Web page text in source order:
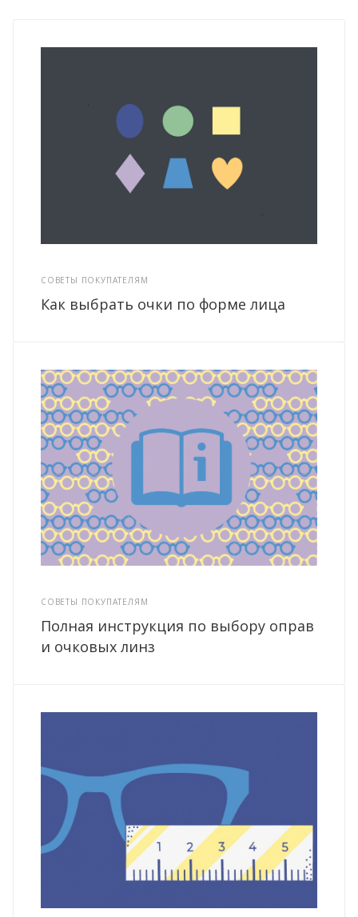
СОВЕТЫ ПОКУПАТЕЛЯМ
Как выбрать очки по форме лица
СОВЕТЫ ПОКУПАТЕЛЯМ
Полная инструкция по выбору оправ
и очковых линз